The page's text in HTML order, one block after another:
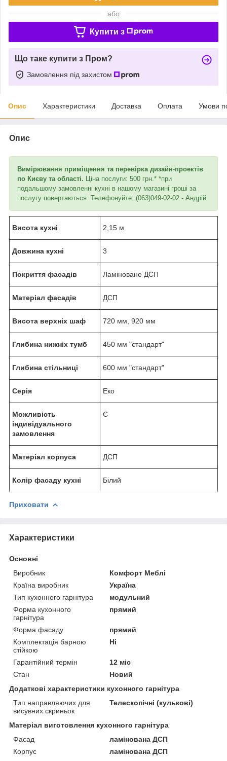
або
Купити з
Що таке купити з Пром?
Замовлення під захистом
Опис Характеристики Доставка Оплата Умови
Опис
Вимірювання приміщення та перевірка дизайн-проектів
по Києву та області.
Ціна послуги: 500 грн.* *при
подальшому замовленні кухні в нашому магазині гроші за
послугу повертаються. Телефонуйте: (063)049-02-02 - Андрій
Висота кухні 2,15 м
Довжина кухні 3
Покриття фасадів Ламіноване ДСП
Матеріал фасадів ДСП
Висота верхніх шаф 720 мм, 920 мм
Глибина нижніх тумб 450 мм "стандарт"
Глибина стільниці 600 мм "стандарт"
Серія Еко
Можливість
індивідуального
замовлення
Є
Матеріал корпуса ДСП
Колір фасаду кухні Білий
Приховати
Характеристики
Основні
Виробник
Комфорт Меблі
Країна виробник
Україна
Тип кухонного гарнітура
модульний
Форма кухонного
гарнітура
прямий
Форма фасаду
прямий
Комплектація барною
стійкою
Ні
Гарантійний термін
12 міс
Стан
Новий
Додаткові характеристики кухонного гарнітура
Тип направляючих для
висувних скриньок
Телескопічні (кулькові)
Матеріал виготовлення кухонного гарнітура
Фасад
ламінована ДСП
Корпус
ламінована ДСП